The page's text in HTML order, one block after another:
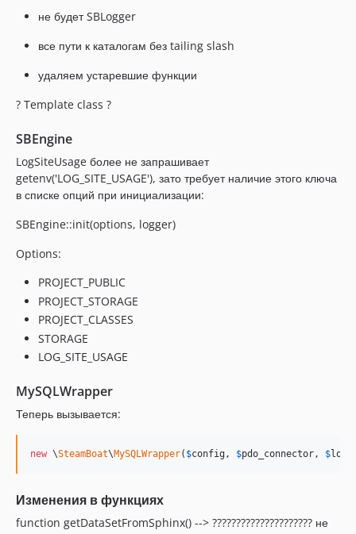
1.16.2
1.16
1.15
1.10
1.9
1.8
1.7
1.6
1.4
не будет SBLogger
все пути к каталогам без tailing slash
удаляем устаревшие функции
? Template class ?
SBEngine
LogSiteUsage более не запрашивает
getenv('LOG_SITE_USAGE'), зато требует наличие этого ключа
в списке опций при инициализации:
SBEngine::init(options, logger)
Options:
PROJECT_PUBLIC
PROJECT_STORAGE
PROJECT_CLASSES
STORAGE
LOG_SITE_USAGE
MySQLWrapper
Теперь вызывается:
new \SteamBoat\MySQLWrapper( $config , $pdo_connector, $
Изменения в функциях
function getDataSetFromSphinx() --> ????????????????????? не